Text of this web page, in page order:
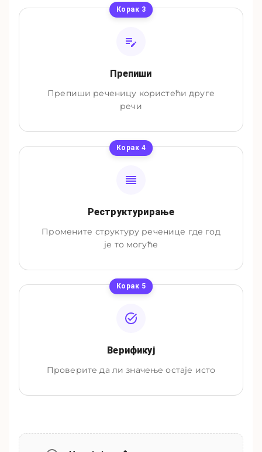
Корак 3
Препиши
Препиши реченицу користећи друге
речи
Корак 4
Реструктурирање
Промените структуру реченице где год
је то могуће
Корак 5
Верификуј
Проверите да ли значење остаје исто